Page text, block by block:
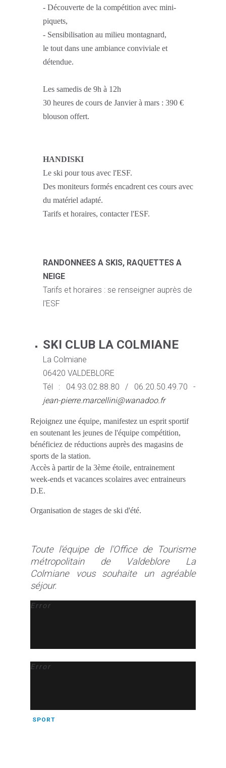
- Découverte de la compétition avec mini-
piquets,
- Sensibilisation au milieu montagnard,
le tout dans une ambiance conviviale et
détendue.
Les samedis de 9h à 12h
30 heures de cours de Janvier à mars : 390 €
blouson offert.
HANDISKI
Le ski pour tous avec l'ESF.
Des moniteurs formés encadrent ces cours avec
du matériel adapté.
Tarifs et horaires, contacter l'ESF.
RANDONNEES A SKIS, RAQUETTES A
NEIGE
Tarifs et horaires : se renseigner auprès de
l'ESF
SKI CLUB LA COLMIANE
La Colmiane
06420 VALDEBLORE
Tél : 04.93.02.88.80 / 06.20.50.49.70 -
jean-pierre.marcellini@wanadoo.fr
Rejoignez une équipe, manifestez un esprit sportif
en soutenant les jeunes de l'équipe compétition,
bénéficiez de réductions auprès des magasins de
sports de la station.
Accès à partir de la 3ème étoile, entrainement
week-ends et vacances scolaires avec entraineurs
D.E.
Organisation de stages de ski d'été.
Toute l'équipe de l'Office de Tourisme
métropolitain de Valdeblore La
Colmiane vous souhaite un agréable
séjour.
Error
Error
SPORT